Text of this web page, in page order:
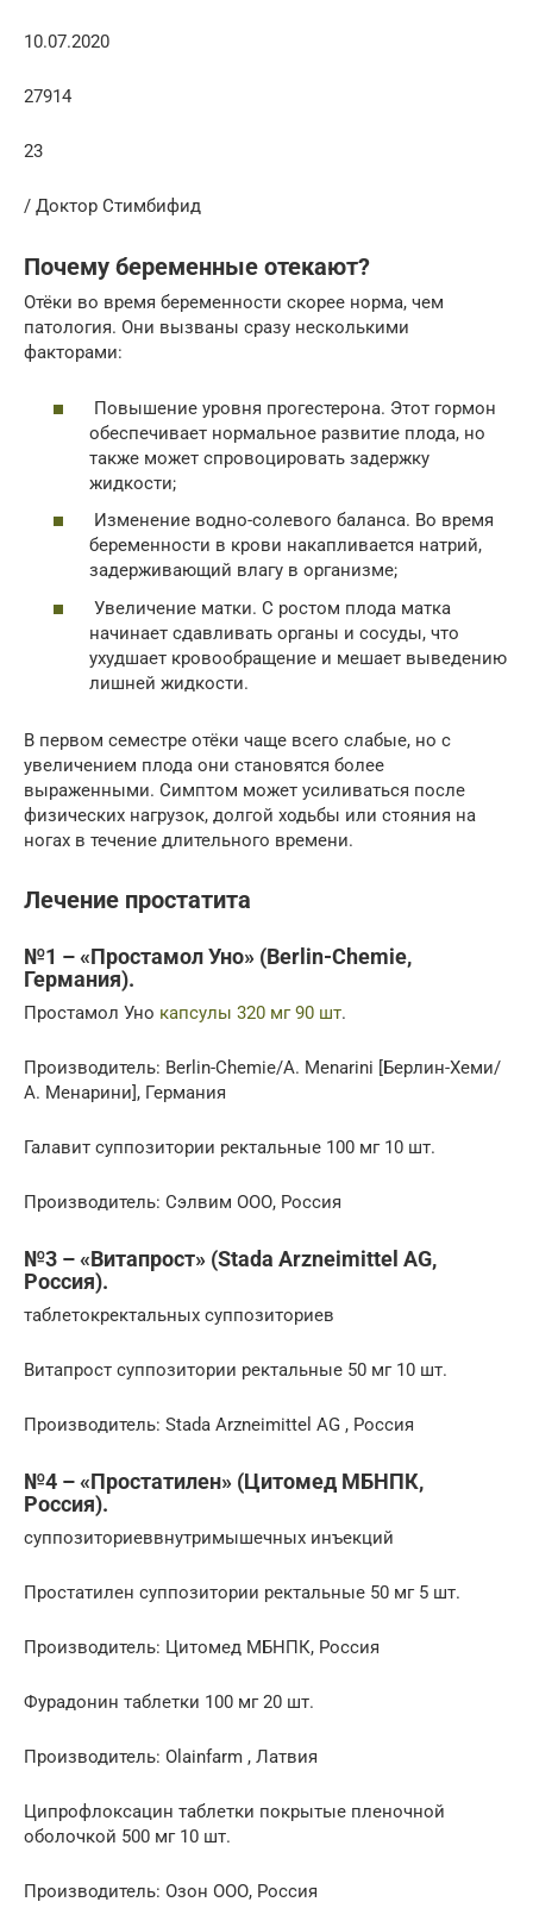
10.07.2020
27914
23
/ Доктор Стимбифид
Почему беременные отекают?
Отёки во время беременности скорее норма, чем
патология. Они вызваны сразу несколькими
факторами:
Повышение уровня прогестерона. Этот гормон
обеспечивает нормальное развитие плода, но
также может спровоцировать задержку
жидкости;
Изменение водно-солевого баланса. Во время
беременности в крови накапливается натрий,
задерживающий влагу в организме;
Увеличение матки. С ростом плода матка
начинает сдавливать органы и сосуды, что
ухудшает кровообращение и мешает выведению
лишней жидкости.
В первом семестре отёки чаще всего слабые, но с
увеличением плода они становятся более
выраженными. Симптом может усиливаться после
физических нагрузок, долгой ходьбы или стояния на
ногах в течение длительного времени.
Лечение простатита
№1 – «Простамол Уно» (Berlin-Chemie,
Германия).
Простамол Уно капсулы 320 мг 90 шт.
Производитель: Berlin-Chemie/A. Menarini [Берлин-Хеми/
А. Менарини], Германия
Галавит суппозитории ректальные 100 мг 10 шт.
Производитель: Сэлвим ООО, Россия
№3 – «Витапрост» (Stada Arzneimittel AG,
Россия).
таблетокректальных суппозиториев
Витапрост суппозитории ректальные 50 мг 10 шт.
Производитель: Stada Arzneimittel AG , Россия
№4 – «Простатилен» (Цитомед МБНПК,
Россия).
суппозиториеввнутримышечных инъекций
Простатилен суппозитории ректальные 50 мг 5 шт.
Производитель: Цитомед МБНПК, Россия
Фурадонин таблетки 100 мг 20 шт.
Производитель: Olainfarm , Латвия
Ципрофлоксацин таблетки покрытые пленочной
оболочкой 500 мг 10 шт.
Производитель: Озон ООО, Россия